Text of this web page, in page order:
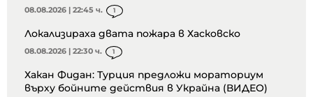
08.08.2026 | 22:45 ч. 1
Локализираха двата пожара в Хасковско
08.08.2026 | 22:30 ч. 1
Хакан Фидан: Турция предложи мораториум
върху бойните действия в Украйна (ВИДЕО)